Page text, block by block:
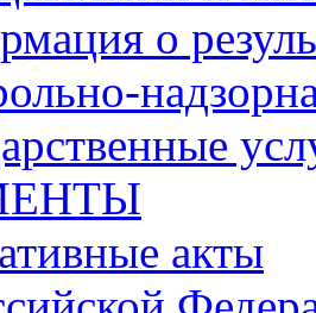
о
акты